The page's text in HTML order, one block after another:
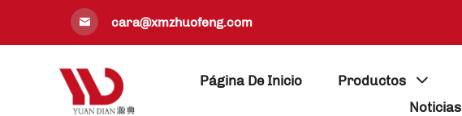
cara@xmzhuofeng.com
Página De Inicio Productos
Noticias